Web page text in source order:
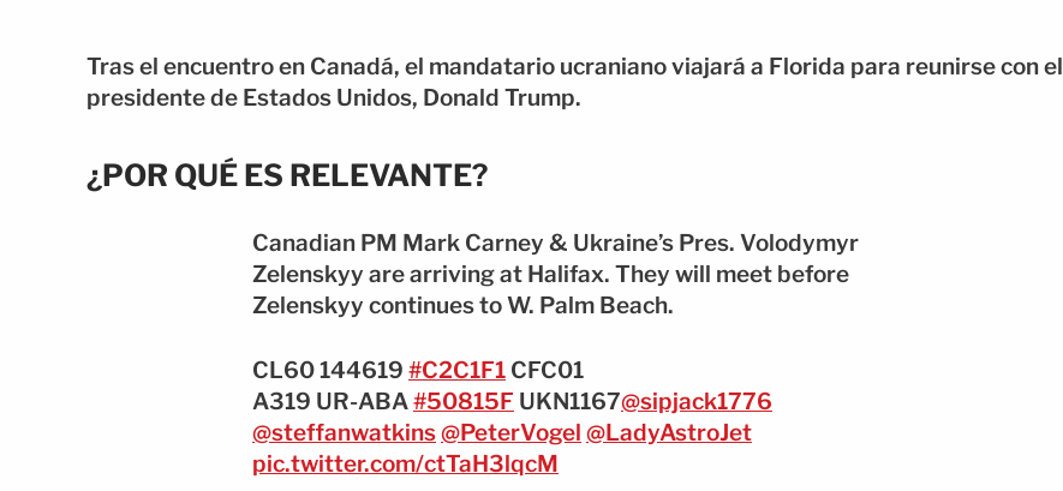
Tras el encuentro en Canadá, el mandatario ucraniano viajará a Florida para reunirse con el
presidente de Estados Unidos, Donald Trump.
¿POR QUÉ ES RELEVANTE?
Canadian PM Mark Carney & Ukraine’s Pres. Volodymyr
Zelenskyy are arriving at Halifax. They will meet before
Zelenskyy continues to W. Palm Beach.
CL60 144619 #C2C1F1 CFC01
A319 UR-ABA#50815F UKN1167@sipjack1776
@steffanwatkins@PeterVogel @LadyAstroJet
pic.twitter.com/ctTaH3lqcM